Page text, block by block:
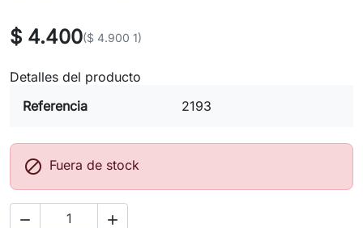
$ 4.400($ 4.900 1)
Detalles del producto
Referencia
2193
 Fuera de stock
 